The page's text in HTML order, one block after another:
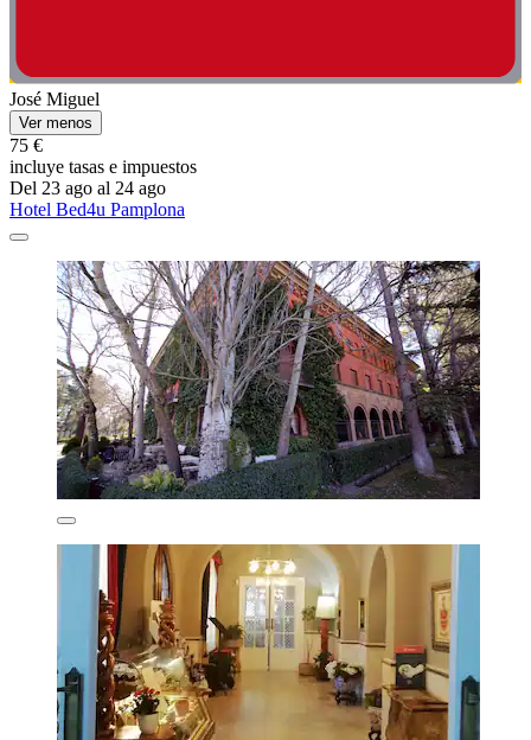
José Miguel
Ver menos
75 €
incluye tasas e impuestos
Del 23 ago al 24 ago
Hotel Bed4u Pamplona